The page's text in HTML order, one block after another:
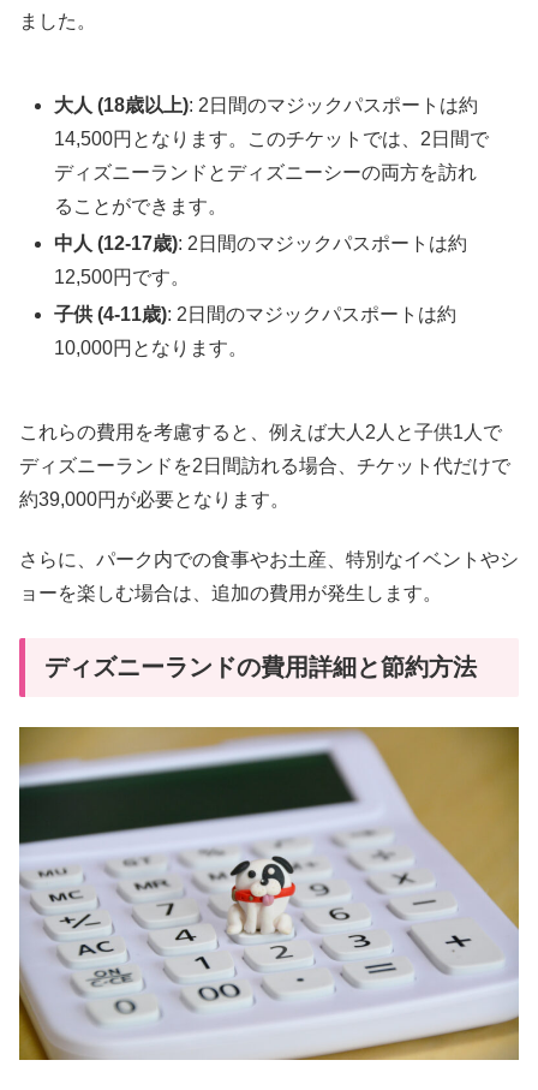
ました。
大人 (18歳以上): 2日間のマジックパスポートは約
14,500円となります。このチケットでは、2日間で
ディズニーランドとディズニーシーの両方を訪れ
ることができます。
中人 (12-17歳): 2日間のマジックパスポートは約
12,500円です。
子供 (4-11歳): 2日間のマジックパスポートは約
10,000円となります。
これらの費用を考慮すると、例えば大人2人と子供1人で
ディズニーランドを2日間訪れる場合、チケット代だけで
約39,000円が必要となります。
さらに、パーク内での食事やお土産、特別なイベントやシ
ョーを楽しむ場合は、追加の費用が発生します。
ディズニーランドの費用詳細と節約方法